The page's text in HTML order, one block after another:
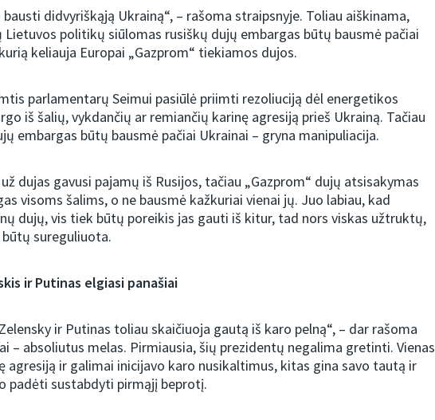
bausti didvyriškąją Ukrainą“, – rašoma straipsnyje. Toliau aiškinama,
Lietuvos politikų siūlomas rusiškų dujų embargas būtų bausmė pačiai
keliauja Europai „Gazprom“ tiekiamos dujos.
parlamentarų Seimui pasiūlė priimti rezoliuciją dėl energetikos
iš šalių, vykdančių ar remiančių karinę agresiją prieš Ukrainą. Tačiau
embargas būtų bausmė pačiai Ukrainai – gryna manipuliacija.
dujas gavusi pajamų iš Rusijos, tačiau „Gazprom“ dujų atsisakymas
visoms šalims, o ne bausmė kažkuriai vienai jų. Juo labiau, kad
dujų, vis tiek būtų poreikis jas gauti iš kitur, tad nors viskas užtruktų,
sureguliuota.
ir Putinas elgiasi panašiai
ir Putinas toliau skaičiuoja gautą iš karo pelną“, – dar rašoma
– absoliutus melas. Pirmiausia, šių prezidentų negalima gretinti. Vienas
agresiją ir galimai inicijavo karo nusikaltimus, kitas gina savo tautą ir
padėti sustabdyti pirmąjį beprotį.